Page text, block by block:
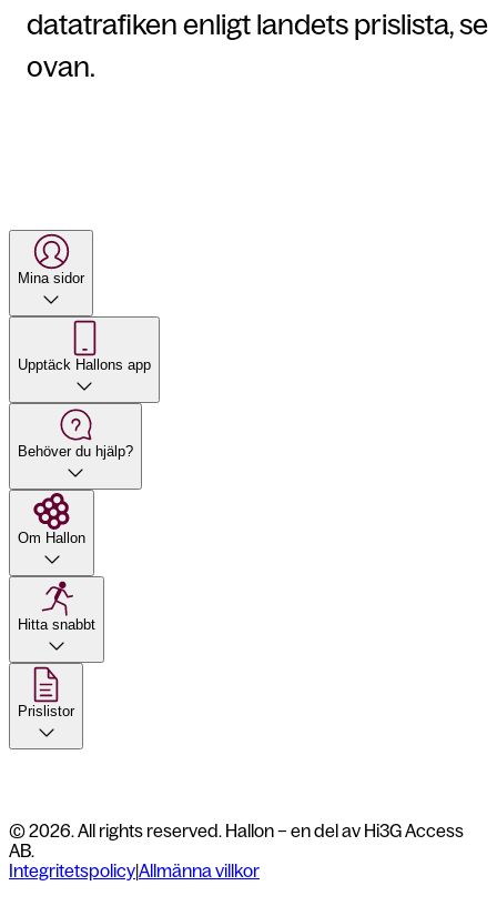
datatrafiken enligt landets prislista, se
ovan.
Mina sidor
Upptäck Hallons app
Behöver du hjälp?
Om Hallon
Hitta snabbt
Prislistor
© 2026. All rights reserved. Hallon – en del av Hi3G Access
AB.
Integritetspolicy|Allmänna villkor